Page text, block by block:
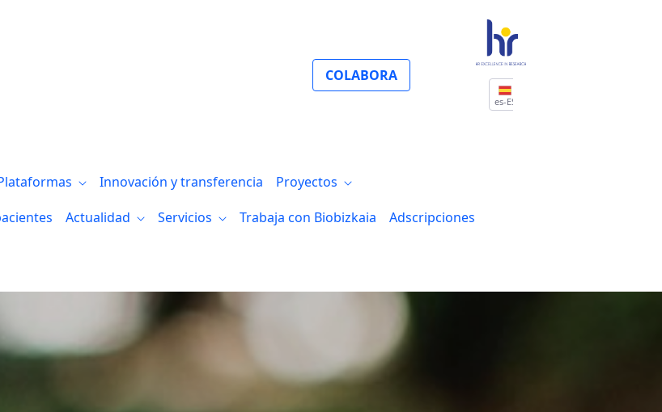
COLABORA
es-ES
Innovación y transferencia
Proyectos
Actualidad Servicios Trabaja con Biobizkaia
Adscripciones